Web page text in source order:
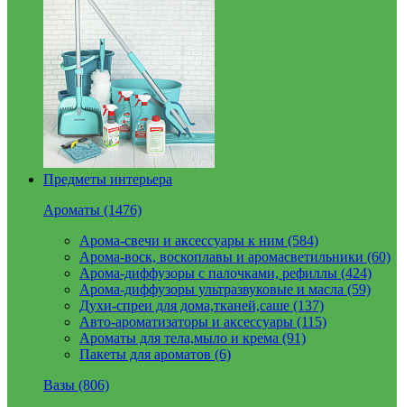
Предметы интерьера
Ароматы (1476)
Арома-свечи и аксессуары к ним (584)
Арома-воск, воскоплавы и аромасветильники (60)
Арома-диффузоры с палочками, рефиллы (424)
Арома-диффузоры ультразвуковые и масла (59)
Духи-спреи для дома,тканей,саше (137)
Авто-ароматизаторы и аксессуары (115)
Ароматы для тела,мыло и крема (91)
Пакеты для ароматов (6)
Вазы (806)